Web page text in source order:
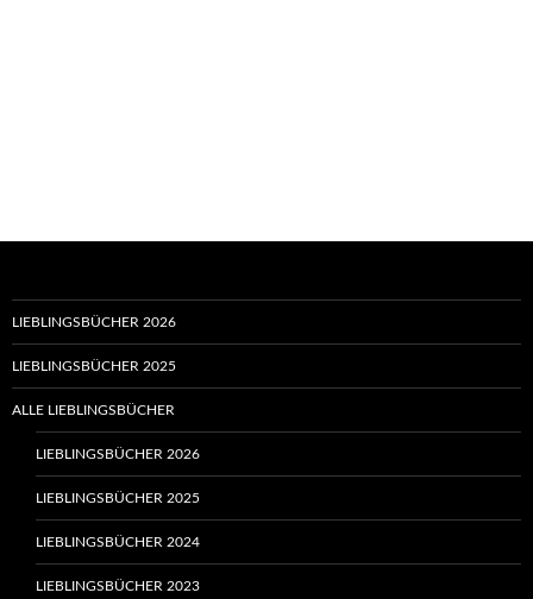
LIEBLINGSBÜCHER 2026
LIEBLINGSBÜCHER 2025
ALLE LIEBLINGSBÜCHER
LIEBLINGSBÜCHER 2026
LIEBLINGSBÜCHER 2025
LIEBLINGSBÜCHER 2024
LIEBLINGSBÜCHER 2023